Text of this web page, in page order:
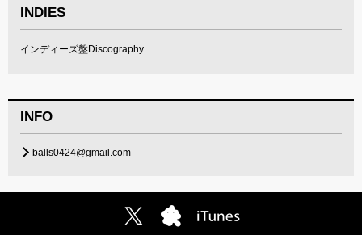
INDIES
インディーズ盤Discography
INFO
balls0424@gmail.com